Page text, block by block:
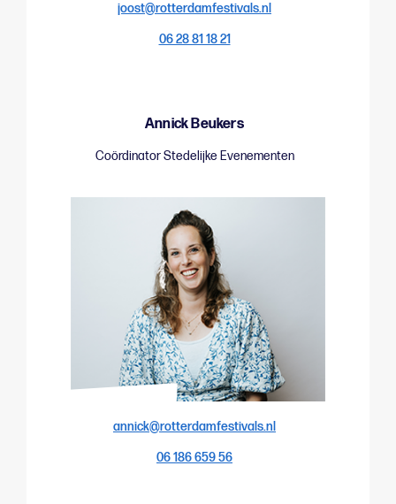
joost@rotterdamfestivals.nl
06 28 81 18 21
Annick Beukers
Coördinator Stedelijke Evenementen
annick@rotterdamfestivals.nl
06 186 659 56